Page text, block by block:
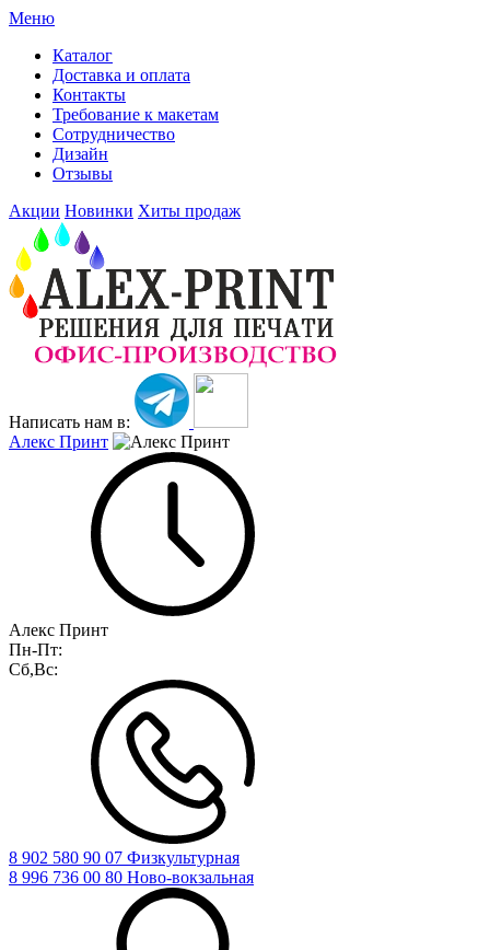
Меню
Каталог
Доставка и оплата
Контакты
Требование к макетам
Сотрудничество
Дизайн
Отзывы
Акции Новинки Хиты продаж
Написать нам в:
Алекс Принт
Алекс Принт
Пн-Пт:
Сб,Вс:
8 902 580 90 07 Физкультурная
8 996 736 00 80 Ново-вокзальная